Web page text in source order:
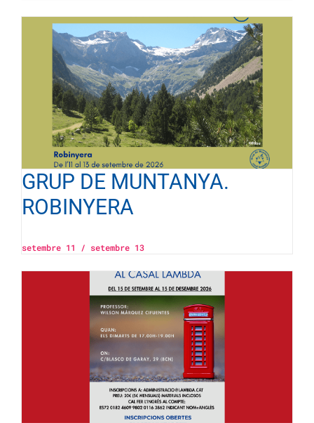
GRUP DE MUNTANYA.
ROBINYERA
setembre 11 / setembre 13